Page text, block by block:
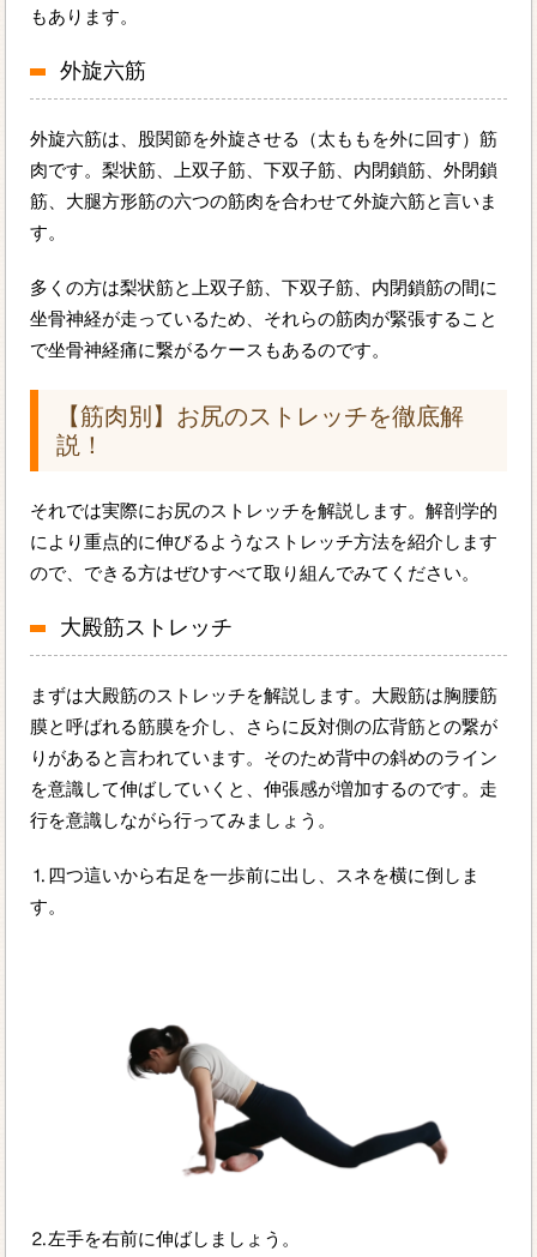
もあります。
外旋六筋
外旋六筋は、股関節を外旋させる（太ももを外に回す）筋
肉です。梨状筋、上双子筋、下双子筋、内閉鎖筋、外閉鎖
筋、大腿方形筋の六つの筋肉を合わせて外旋六筋と言いま
す。
多くの方は梨状筋と上双子筋、下双子筋、内閉鎖筋の間に
坐骨神経が走っているため、それらの筋肉が緊張すること
で坐骨神経痛に繋がるケースもあるのです。
【筋肉別】お尻のストレッチを徹底解
説！
それでは実際にお尻のストレッチを解説します。解剖学的
により重点的に伸びるようなストレッチ方法を紹介します
ので、できる方はぜひすべて取り組んでみてください。
大殿筋ストレッチ
まずは大殿筋のストレッチを解説します。大殿筋は胸腰筋
膜と呼ばれる筋膜を介し、さらに反対側の広背筋との繋が
りがあると言われています。そのため背中の斜めのライン
を意識して伸ばしていくと、伸張感が増加するのです。走
行を意識しながら行ってみましょう。
⒈四つ這いから右足を一歩前に出し、スネを横に倒しま
す。
⒉左手を右前に伸ばしましょう。